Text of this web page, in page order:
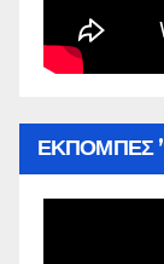
ΕΚΠΟΜΠΕΣ